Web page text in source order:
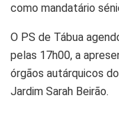
como mandatário
O PS de Tábua
pelas 17h00, a
órgãos autárquicos
Jardim Sarah Beirão.